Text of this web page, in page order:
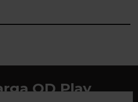
QD Play